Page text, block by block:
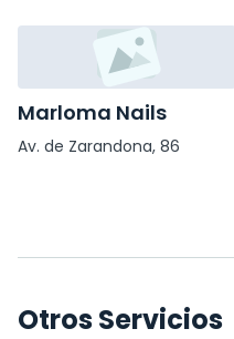
Marloma Nails
Av. de Zarandona, 86
Otros Servicios